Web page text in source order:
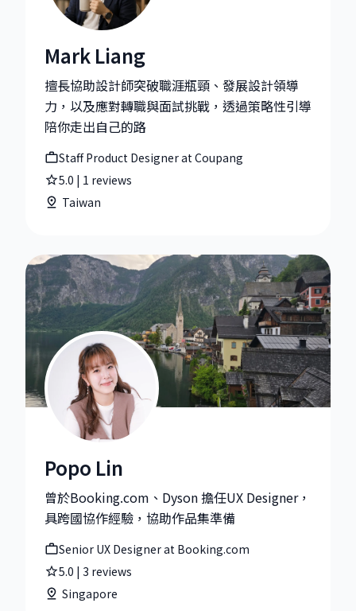
Mark Liang|Staff Product Designer at Coupang
Mark Liang
擅長協助設計師突破職涯瓶頸、發展設計領導
力，以及應對轉職與面試挑戰，透過策略性引導
陪你走出自己的路
Staff Product Designer at Coupang
5.0 | 1 reviews
Taiwan
Popo Lin|Senior UX Designer at Booking.com
Popo Lin
曾於Booking.com、Dyson 擔任UX Designer，
具跨國協作經驗，協助作品集準備
Senior UX Designer at Booking.com
5.0 | 3 reviews
Singapore